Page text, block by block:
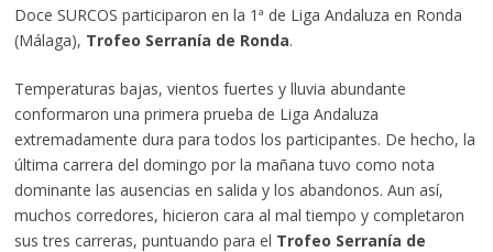
Doce SURCOS participaron en la 1ª de Liga Andaluza en Ronda
(Málaga), Trofeo Serranía de Ronda.
Temperaturas bajas, vientos fuertes y lluvia abundante
conformaron una primera prueba de Liga Andaluza
extremadamente dura para todos los participantes. De hecho, la
última carrera del domingo por la mañana tuvo como nota
dominante las ausencias en salida y los abandonos. Aun así,
muchos corredores, hicieron cara al mal tiempo y completaron
sus tres carreras, puntuando para el Trofeo Serranía de